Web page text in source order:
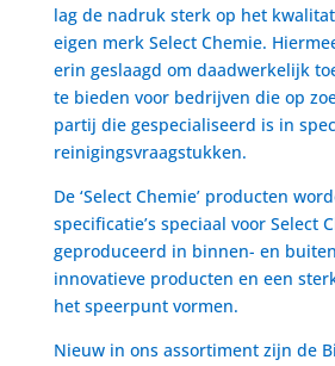
lag de nadruk sterk op het
eigen merk Select Chemie.
erin geslaagd om daadwerkelijk
te bieden voor bedrijven die op
partij die gespecialiseerd is in
reinigingsvraagstukken.
De ‘Select Chemie’ producten
specificatie’s speciaal voor Select
geproduceerd in binnen- en
innovatieve producten en een
het speerpunt vormen.
Nieuw in ons assortiment zijn de